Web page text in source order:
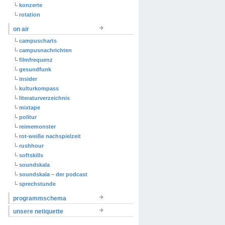
konzerte
rotation
on air
campuscharts
campusnachrichten
filmfrequenz
gesundfunk
insider
kulturkompass
literaturverzeichnis
mixtape
politur
reimemonster
rot-weiße nachspielzeit
rushhour
softskills
soundskala
soundskala – der podcast
sprechstunde
programmschema
unsere netiquette